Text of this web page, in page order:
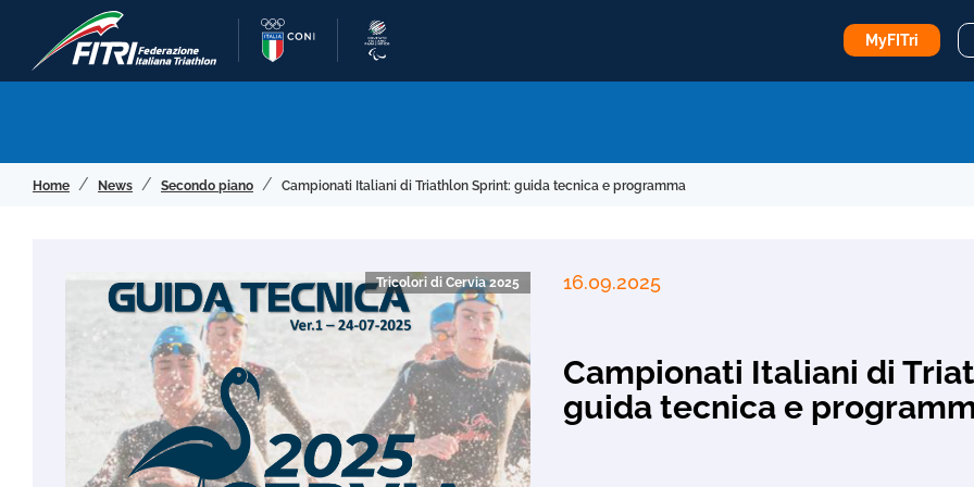
MyFITri
Home News Secondo piano Campionati Italiani di Triathlon Sprint: guida tecnica e programma
Tricolori di Cervia 2025 16.09.2025
Campionati Italiani di
guida tecnica e